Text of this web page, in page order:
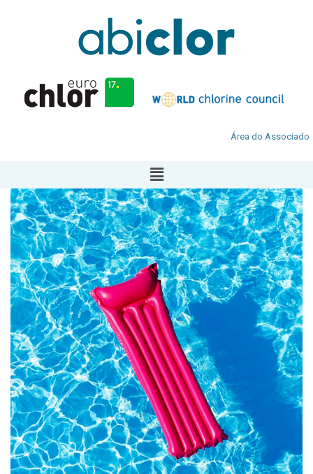
Área do Associado